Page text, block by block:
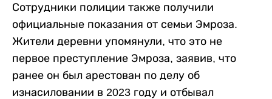
Сотрудники полиции также получили
официальные показания от семьи Эмроза.
Жители деревни упомянули, что это не
первое преступление Эмроза, заявив, что
ранее он был арестован по делу об
изнасиловании в 2023 году и отбывал